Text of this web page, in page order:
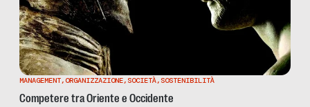
MANAGEMENT,ORGANIZZAZIONE, SOCIETÀ, SOSTENIBILITÀ
Competere tra Oriente e Occidente